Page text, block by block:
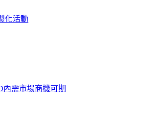
化活動
需市場商機可期